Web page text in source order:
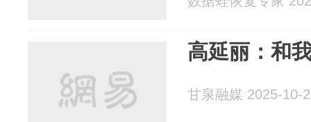
高延丽：和
甘泉融媒 2025-10-